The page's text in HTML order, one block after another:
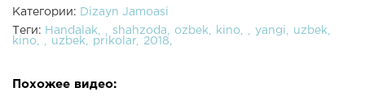
Категории:
Dizayn Jamoasi
Теги: Handalak shahzoda ozbek kino yangi
uzbek
kino
uzbek prikolar 2018
Похожее видео: